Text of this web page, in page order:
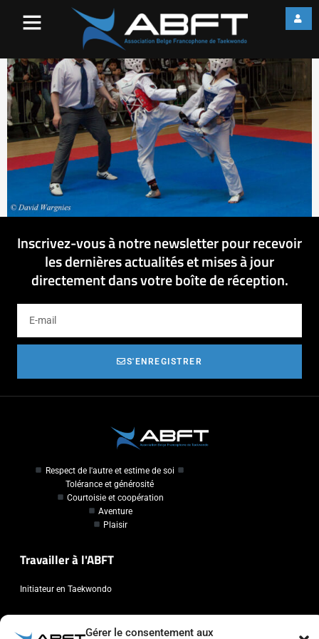
Gérer le consentement aux
Inscrivez-vous à notre newsletter pour recevoir
les dernières actualités et mises à jour
directement dans votre boîte de réception.
S'ENREGISTRER
Respect de l'autre et estime de soi
Tolérance et générosité
Courtoisie et coopération
Aventure
Plaisir
Travailler à l'ABFT
Initiateur en Taekwondo